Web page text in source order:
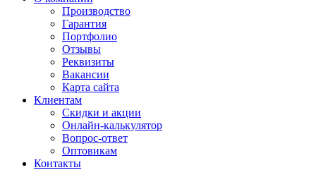
Производство
Гарантия
Портфолио
Отзывы
Реквизиты
Вакансии
Карта сайта
Клиентам
Скидки и акции
Онлайн-калькулятор
Вопрос-ответ
Оптовикам
Контакты